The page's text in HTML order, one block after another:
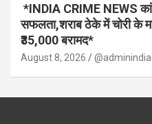
*INDIA CRIME NEWS
सफलता,शराब ठेके में चोरी के
₹35,000 बरामद*
August 8, 2026